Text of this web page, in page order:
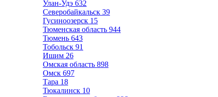
Улан-Удэ 632
Северобайкальск 39
Гусиноозерск 15
Тюменская область 944
Тюмень 643
Тобольск 91
Ишим 26
Омская область 898
Омск 697
Тара 18
Тюкалинск 10